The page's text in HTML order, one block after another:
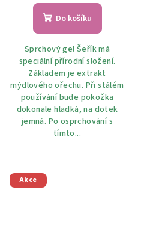
hodnocení
produktu
z
5
hvězdiček.
Do košíku
Sprchový gel Šeřík má
speciální přírodní složení.
Základem je extrakt
mýdlového ořechu. Při stálém
používání bude pokožka
dokonale hladká, na dotek
jemná. Po osprchování s
tímto...
Akce